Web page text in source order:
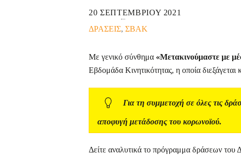
20 ΣΕΠΤΕΜΒΡΙΟΥ 2021
ΔΡΑΣΕΙΣ,ΣΒΑΚ
Με γενικό σύνθημα «Μετακινούμαστε με
Εβδομάδα Κινητικότητας, η οποία διεξάγεται
Για τη συμμετοχή σε όλες τις
αποφυγή μετάδοσης του κορωνοϊού.
Δείτε αναλυτικά το πρόγραμμα δράσεων του